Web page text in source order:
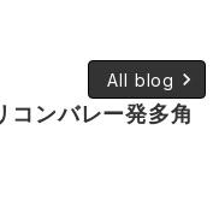
All blog keyboard_arrow_right
コンバレー発多角